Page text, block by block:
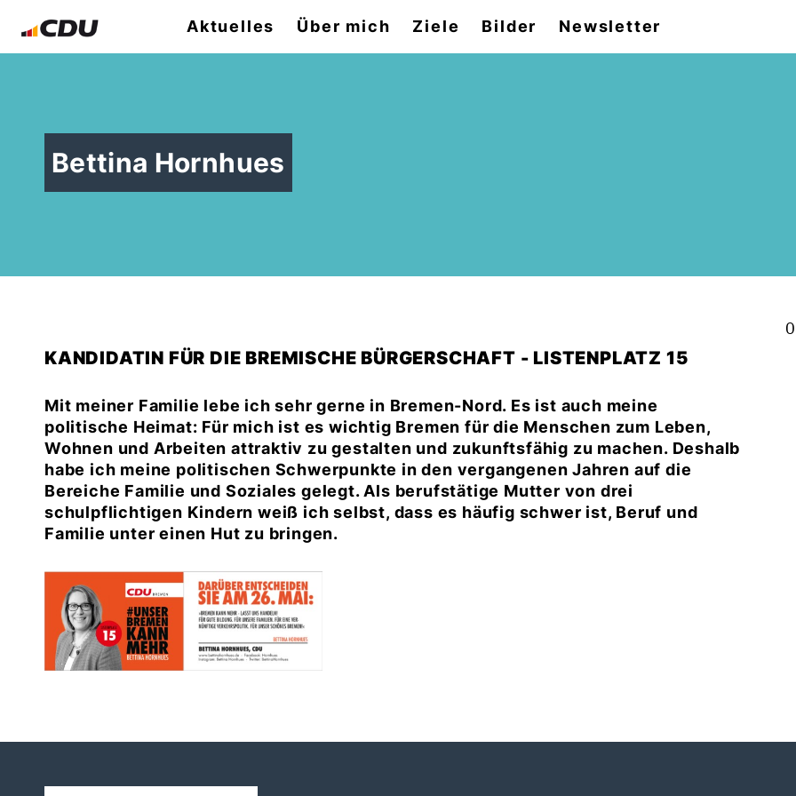
Aktuelles Über mich Ziele Bilder Newsletter
Bettina Hornhues
KANDIDATIN FÜR DIE BREMISCHE BÜRGERSCHAFT - LISTENPLATZ 15
Mit meiner Familie lebe ich sehr gerne in Bremen-Nord. Es ist auch meine
politische Heimat: Für mich ist es wichtig Bremen für die Menschen zum Leben,
Wohnen und Arbeiten attraktiv zu gestalten und zukunftsfähig zu machen. Deshalb
habe ich meine politischen Schwerpunkte in den vergangenen Jahren auf die
Bereiche Familie und Soziales gelegt. Als berufstätige Mutter von drei
schulpflichtigen Kindern weiß ich selbst, dass es häufig schwer ist, Beruf und
Familie unter einen Hut zu bringen.